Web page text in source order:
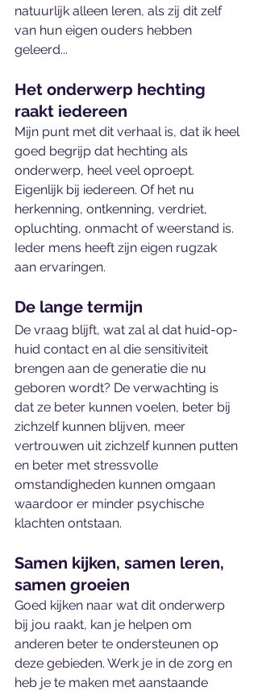
natuurlijk alleen leren, als zij dit zelf
van hun eigen ouders hebben
geleerd...
Het onderwerp hechting
raakt iedereen
Mijn punt met dit verhaal is, dat ik heel
goed begrijp dat hechting als
onderwerp, heel veel oproept.
Eigenlijk bij iedereen. Of het nu
herkenning, ontkenning, verdriet,
opluchting, onmacht of weerstand is.
Ieder mens heeft zijn eigen rugzak
aan ervaringen.
De lange termijn
De vraag blijft, wat zal al dat huid-op-
huid contact en al die sensitiviteit
brengen aan de generatie die nu
geboren wordt? De verwachting is
dat ze beter kunnen voelen, beter bij
zichzelf kunnen blijven, meer
vertrouwen uit zichzelf kunnen putten
en beter met stressvolle
omstandigheden kunnen omgaan
waardoor er minder psychische
klachten ontstaan.
Samen kijken, samen leren,
samen groeien
Goed kijken naar wat dit onderwerp
bij jou raakt, kan je helpen om
anderen beter te ondersteunen op
deze gebieden. Werk je in de zorg en
heb je te maken met aanstaande